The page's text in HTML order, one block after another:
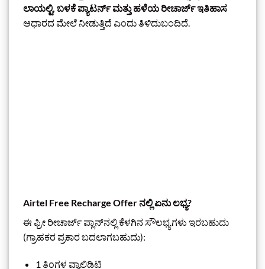
ಲಾಯಲ್ಟಿ, ಬಳಕೆ ಪ್ಯಾಟರ್ನ್ ಮತ್ತು ಹಳೆಯ ರೀಚಾರ್ಜ್ ಇತಿಹಾಸ
ಆಧಾರದ ಮೇಲೆ ನೀಡುತ್ತಿದೆ ಎಂದು ತಿಳಿದುಬಂದಿದೆ.
Airtel Free Recharge Offer ನಲ್ಲಿ ಏನು ಲಭ್ಯ?
ಈ ಫ್ರೀ ರೀಚಾರ್ಜ್ ಪ್ಲಾನ್‌ನಲ್ಲಿ ಕೆಳಗಿನ ಸೌಲಭ್ಯಗಳು ಇರಬಹುದು
(ಗ್ರಾಹಕರ ಪ್ರಕಾರ ಬದಲಾಗಬಹುದು):
1 ತಿಂಗಳ ವ್ಯಾಲಿಡಿಟಿ